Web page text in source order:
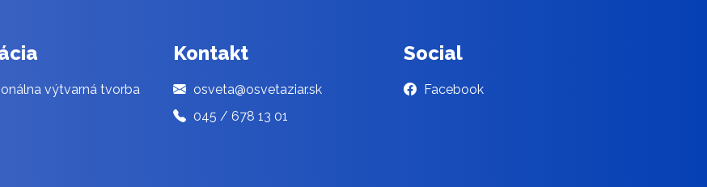
výtvarná tvorba
Kontakt
osveta@osvetaziar.sk
045 / 678 13 01
Social
Facebook